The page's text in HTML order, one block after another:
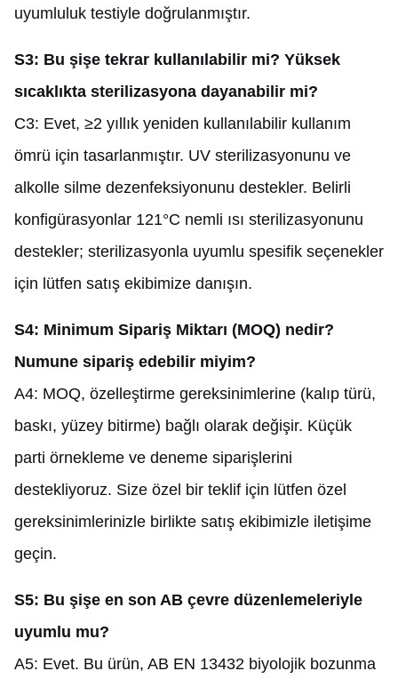
uyumluluk testiyle doğrulanmıştır.
S3: Bu şişe tekrar kullanılabilir mi? Yüksek
sıcaklıkta sterilizasyona dayanabilir mi?
C3: Evet, ≥2 yıllık yeniden kullanılabilir kullanım
ömrü için tasarlanmıştır. UV sterilizasyonunu ve
alkolle silme dezenfeksiyonunu destekler. Belirli
konfigürasyonlar 121°C nemli ısı sterilizasyonunu
destekler; sterilizasyonla uyumlu spesifik seçenekler
için lütfen satış ekibimize danışın.
S4: Minimum Sipariş Miktarı (MOQ) nedir?
Numune sipariş edebilir miyim?
A4: MOQ, özelleştirme gereksinimlerine (kalıp türü,
baskı, yüzey bitirme) bağlı olarak değişir. Küçük
parti örnekleme ve deneme siparişlerini
destekliyoruz. Size özel bir teklif için lütfen özel
gereksinimlerinizle birlikte satış ekibimizle iletişime
geçin.
S5: Bu şişe en son AB çevre düzenlemeleriyle
uyumlu mu?
A5: Evet. Bu ürün, AB EN 13432 biyolojik bozunma